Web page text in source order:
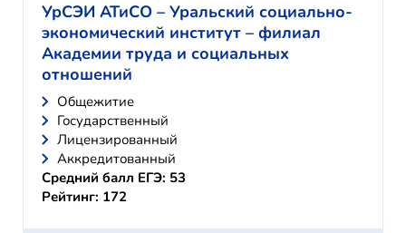
УрСЭИ АТиСО – Уральский социально-
экономический институт – филиал
Академии труда и социальных
отношений
Общежитие
Государственный
Лицензированный
Аккредитованный
Средний балл ЕГЭ: 53
Рейтинг: 172